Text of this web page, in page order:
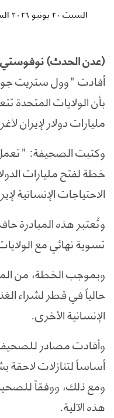
السبت ٢٠ يونيو ٢٠٢٦ الساعة ١٢:٣٠ مساءً
(عدن الحدث)
أفادت "وول ستريت
مليارات دولار لإيران
وكتبت الصحيفة:
خطة لفتح مليارات
الاحتياجات الإنسانية
وتُعتبر هذه المبادرة
تسوية نهائي مع
وبموجب الخطة، من
حالياً في قطر لشراء
الإنسانية الأخرى.
وأفادت مصادر
أساساً لتنازلات
ومع ذلك، ووفقاً
هذه الآلية.